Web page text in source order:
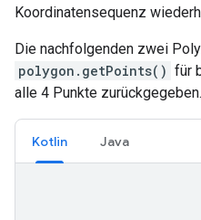
Koordinatensequenz
Die nachfolgenden zwei
polygon.getPoints() für
alle 4 Punkte zurückgegeben.
Kotlin Java